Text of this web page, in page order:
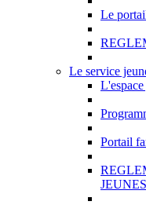
Le
Le service
Portail